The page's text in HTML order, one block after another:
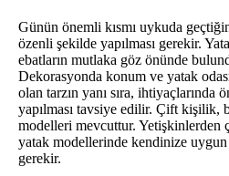
Günün önemli kısmı uykuda
özenli şekilde yapılması gerekir.
ebatların mutlaka göz önünde
Dekorasyonda konum ve yatak
olan tarzın yanı sıra, ihtiyaçlarında
yapılması tavsiye edilir. Çift
modelleri mevcuttur. Yetişkinlerden
yatak modellerinde kendinize
gerekir.